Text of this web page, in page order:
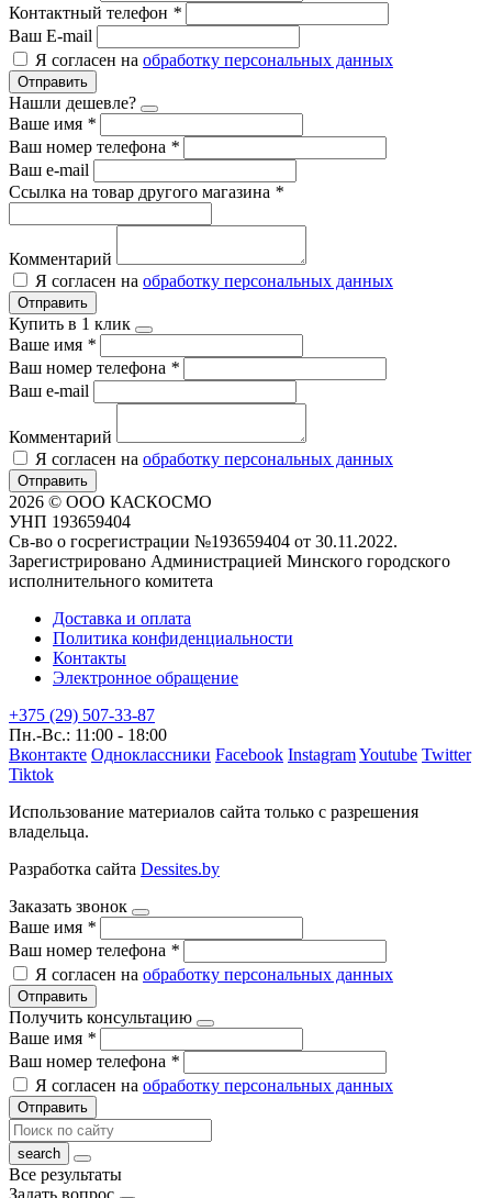
Контактный телефон *
Ваш E-mail
Я согласен на обработку персональных данных
Отправить
Нашли дешевле?
Ваше имя *
Ваш номер телефона *
Ваш e-mail
Ссылка на товар другого магазина *
Комментарий
Я согласен на обработку персональных данных
Отправить
Купить в 1 клик
Ваше имя *
Ваш номер телефона *
Ваш e-mail
Комментарий
Я согласен на обработку персональных данных
Отправить
2026 © ООО КАСКОСМО
УНП 193659404
Св-во о госрегистрации №193659404 от 30.11.2022.
Зарегистрировано Администрацией Минского городского
исполнительного комитета
Доставка и оплата
Политика конфиденциальности
Контакты
Электронное обращение
+375 (29) 507-33-87
Пн.-Вс.: 11:00 - 18:00
Вконтакте Одноклассники Facebook InstagramYoutube Twitter
Tiktok
Использование материалов сайта только с разрешения
владельца.
Разработка сайта Dessites.by
Заказать звонок
Ваше имя *
Ваш номер телефона *
Я согласен на обработку персональных данных
Отправить
Получить консультацию
Ваше имя *
Ваш номер телефона *
Я согласен на обработку персональных данных
Отправить
Все результаты
Задать вопрос